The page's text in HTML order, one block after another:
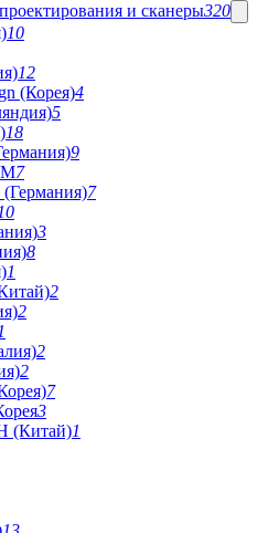
и сканеры320
10
12
(Корея)4
5
18
9
7
(Германия)7
10
3
8
1
2
2
1
2
2
7
3
(Китай)1